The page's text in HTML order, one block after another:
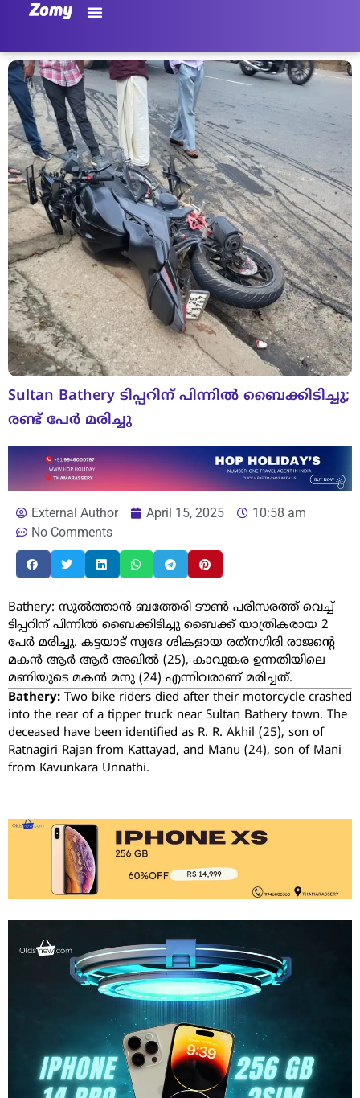
Sultan Bathery ടിപ്പറിന് പിന്നില്‍ ബൈക്കിടിച്ചു;
രണ്ട് പേര്‍ മരിച്ചു
External Author April 15, 2025
10:58 am
No Comments
Bathery: സുല്‍ത്താന്‍ ബത്തേരി ടൗണ്‍ പരിസരത്ത് വെച്ച്
ടിപ്പറിന് പിന്നില്‍ ബൈക്കിടിച്ചു ബൈക്ക് യാത്രികരായ 2
പേര്‍ മരിച്ചു. കട്ടയാട് സ്വദേ ശികളായ രത്‌നഗിരി രാജന്റെ
മകന്‍ ആര്‍ ആര്‍ അഖില്‍ (25), കാവുങ്കര ഉന്നതിയിലെ
മണിയുടെ മകന്‍ മനു (24) എന്നിവരാണ് മരിച്ചത്.
Bathery: Two bike riders died after their motorcycle crashed
into the rear of a tipper truck near Sultan Bathery town. The
deceased have been identified as R. R. Akhil (25), son of
Ratnagiri Rajan from Kattayad, and Manu (24), son of Mani
from Kavunkara Unnathi.